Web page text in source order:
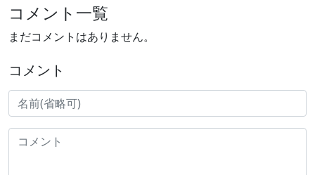
コメント一覧
まだコメントはありません。
コメント